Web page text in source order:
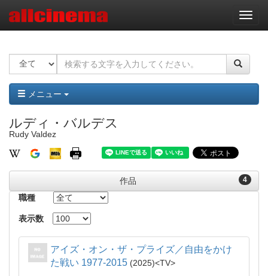
ナ
ビ
ー
ョ
ン
メニュー
ルディ・バルデス
Rudy Valdez
4
作品
職種
表示数
アイズ・オン・ザ・プライズ／自由をかけ
た戦い 1977-2015
2025
TV